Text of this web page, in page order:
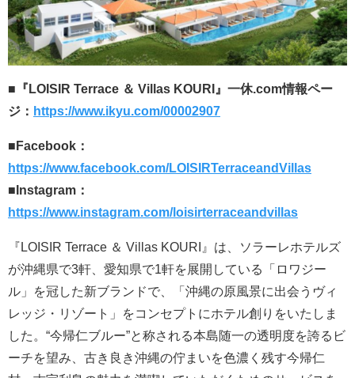
■『LOISIR Terrace ＆ Villas KOURI』一休.com情報ペー
ジ： https://www.ikyu.com/00002907
■Facebook：
https://www.facebook.com/LOISIRTerraceandVillas
■Instagram：
https://www.instagram.com/loisirterraceandvillas
『LOISIR Terrace ＆ Villas KOURI』は、ソラーレホテルズ
が沖縄県で3軒、愛知県で1軒を展開している「ロワジー
ル」を冠した新ブランドで、「沖縄の原風景に出会うヴィ
レッジ・リゾート」をコンセプトにホテル創りをいたしま
した。“今帰仁ブルー”と称される本島随一の透明度を誇るビ
ーチを望み、古き良き沖縄の佇まいを色濃く残す今帰仁